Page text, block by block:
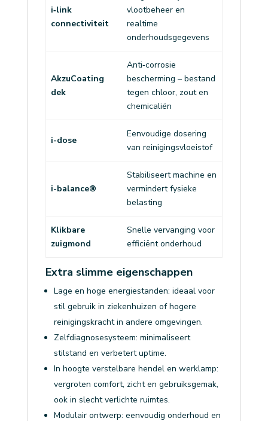
i‑link
connectiviteit
vlootbeheer en
realtime
onderhoudsgegevens
AkzuCoating
dek
Anti‑corrosie
bescherming – bestand
tegen chloor, zout en
chemicaliën
i-dose
Eenvoudige dosering
van reinigingsvloeistof
i-balance®
Stabiliseert machine en
vermindert fysieke
belasting
Klikbare
zuigmond
Snelle vervanging voor
efficiënt onderhoud
Extra slimme eigenschappen
Lage en hoge energiestanden: ideaal voor
stil gebruik in ziekenhuizen of hogere
reinigingskracht in andere omgevingen.
Zelfdiagnosesysteem: minimaliseert
stilstand en verbetert uptime.
In hoogte verstelbare hendel en werklamp:
vergroten comfort, zicht en gebruiksgemak,
ook in slecht verlichte ruimtes.
Modulair ontwerp: eenvoudig onderhoud en